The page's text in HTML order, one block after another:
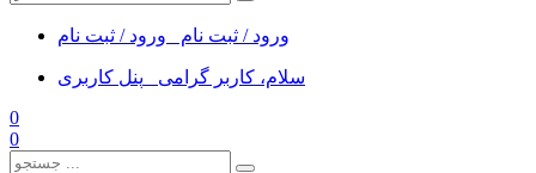
ورود / ثبت نام ورود / ثبت نام
سلام، کاربر گرامی
پنل کاربری
0
0